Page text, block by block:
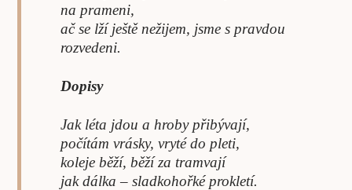
na prameni,
ač se lží ještě nežijem, jsme s pravdou
rozvedeni.
Dopisy
Jak léta jdou a hroby přibývají,
počítám vrásky, vryté do pleti,
koleje běží, běží za tramvají
jak dálka – sladkohořké prokletí.